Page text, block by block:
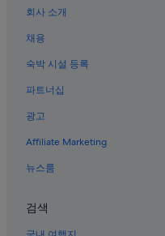
대구의 5성급 호텔
대구의 로지
동성로의 온천 호텔
대구의 콘도 리조트
회사 소개
채용
숙박 시설 등록
파트너십
광고
Affiliate Marketing
뉴스룸
검색